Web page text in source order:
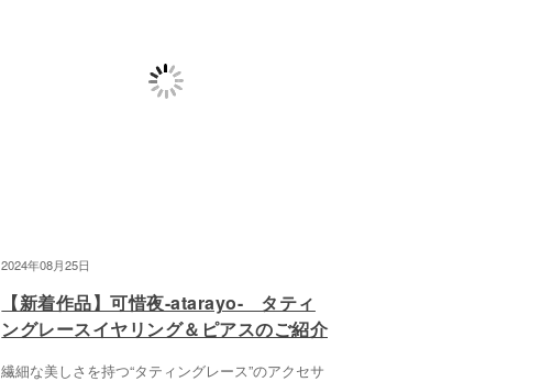
2024年08月25日
【新着作品】可惜夜-atarayo- タティ
ングレースイヤリング＆ピアスのご紹介
繊細な美しさを持つ“タティングレース”のアクセサ